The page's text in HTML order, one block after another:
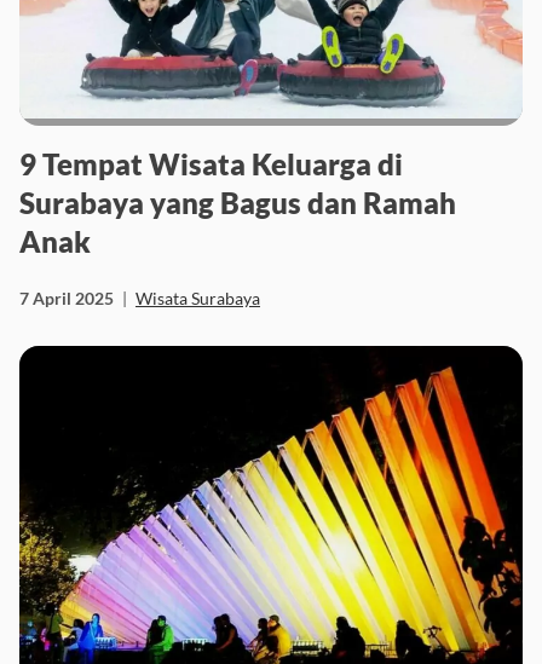
9 Tempat Wisata Keluarga di
Surabaya yang Bagus dan Ramah
Anak
7 April 2025 | Wisata Surabaya